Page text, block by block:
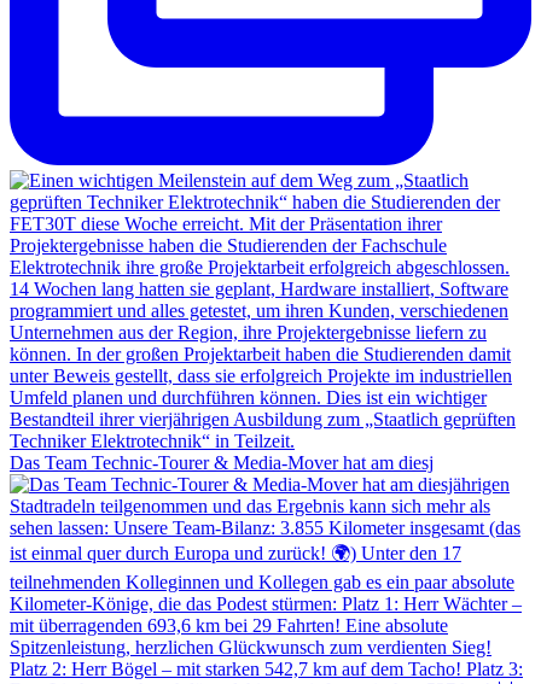
Das Team Technic-Tourer & Media-Mover hat am diesj